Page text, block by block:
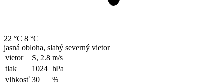
22 °C 8 °C
jasná obloha, slabý severný vietor
vietor
S, 2.8 m/s
tlak
1024 hPa
vlhkosť 30
%